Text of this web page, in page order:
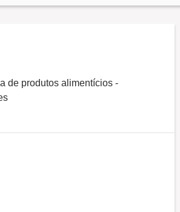
de produtos alimentícios -